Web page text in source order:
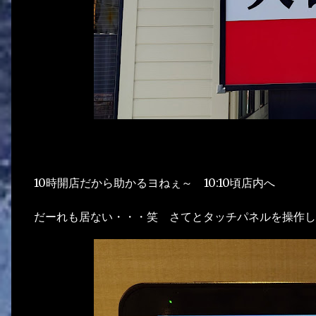
10時開店だから助かるヨねぇ～ 10:10頃店内へ
だーれも居ない・・・笑 さてとタッチパネルを操作